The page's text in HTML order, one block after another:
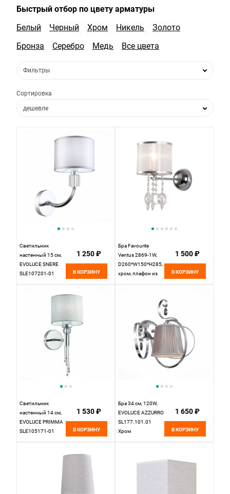
Быстрый отбор по цвету арматуры
Белый
Черный Хром Никель
Золото
Бронза
Серебро Медь Все цвета
Фильтры
Сортировка
дешевле
по популярности
Светильник
настенный 15 см,
EVOLUCE SNERE
SLE107201-01
1 250 ₽
В КОРЗИНУ
Бра Favourite
Ventus 2869-1W,
D260*W150*H285,
хром, плафон из
стекла и хрусталя
1 500 ₽
В КОРЗИНУ
Светильник
настенный 14 см,
EVOLUCE PRIMMA
SLE105171-01
1 530 ₽
В КОРЗИНУ
Бра 34 см, 120W,
EVOLUCE AZZURRO
SL177.101.01
Хром
1 650 ₽
В КОРЗИНУ